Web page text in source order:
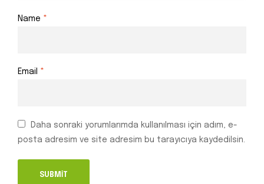
Name *
Email *
Daha sonraki yorumlarımda kullanılması için adım, e-
posta adresim ve site adresim bu tarayıcıya kaydedilsin.